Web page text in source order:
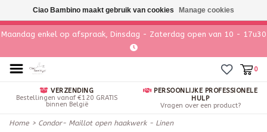
Maandag enkel op afspraak, Dinsdag - Zaterdag open van 10 - 17u30
0
VERZENDING
Bestellingen vanaf €120 GRATIS
binnen België
PERSOONLIJKE PROFESSIONELE
HULP
Vragen over een product?
Home > Condor- Maillot open haakwerk - Linen
Ciao Bambino maakt gebruik van cookies Manage cookies